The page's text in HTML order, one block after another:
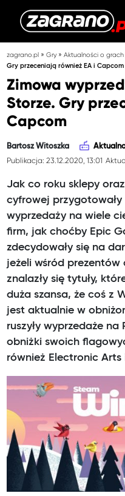
zagrano.pl »Gry»Aktualności o grach
Gry przeceniają również EA i Capcom
Zimowa
Storze. Gry
Capcom
Bartosz Witoszka
Publikacja: 23.12.2020, 13:01
Jak co roku sklepy
cyfrowej przygotowały
wyprzedaży na wiele
firm, jak choćby Epic
zdecydowały się na
jeżeli wśród
znalazły się tytuły,
duża szansa, że coś z
jest aktualnie w
ruszyły wyprzedaże na
obniżki swoich
również Electronic Arts